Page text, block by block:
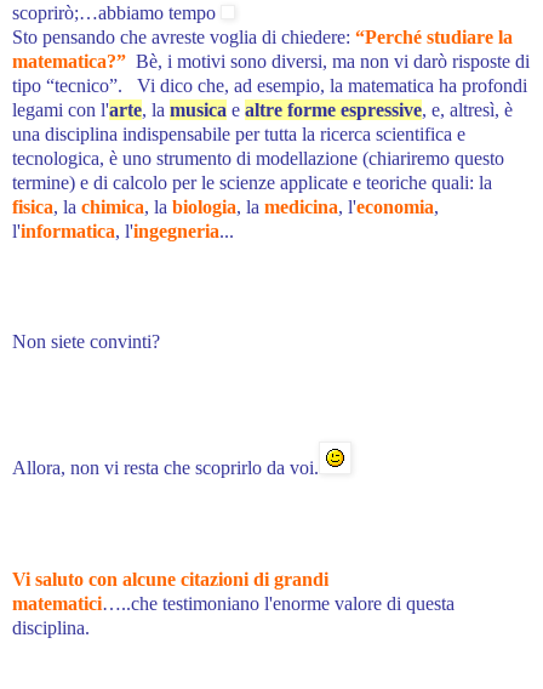
scoprirò;…abbiamo tempo
Sto pensando che avreste voglia di chiedere: “Perché studiare la
matematica?” Bè, i motivi sono diversi, ma non vi darò risposte di
tipo “tecnico”. Vi dico che, ad esempio, la matematica ha profondi
legami con l'arte, la musica e altre forme espressive, e, altresì, è
una disciplina indispensabile per tutta la ricerca scientifica e
tecnologica, è uno strumento di modellazione (chiariremo questo
termine) e di calcolo per le scienze applicate e teoriche quali: la
fisica, la chimica, la biologia, la medicina, l'economia,
l'informatica, l'ingegneria...
Non siete convinti?
Allora, non vi resta che scoprirlo da voi.
Vi saluto con alcune citazioni di grandi
matematici…..che testimoniano l'enorme valore di questa
disciplina.